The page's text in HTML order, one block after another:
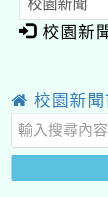
國立臺
年度健
函轉國
原住民
轉知教
師專業
方素養
族語言
「族語
文教學
件」活
教育部
年度
接種對
校園新
校園新